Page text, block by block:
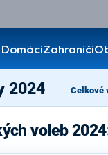
DomácíZahraničí
Pořady
2024 Celkové
voleb